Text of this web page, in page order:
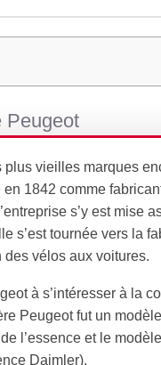
Peugeot
plus vieilles marques
1842 comme
s’y est mise
s’est tournée vers la
des vélos aux voitures.
à s’intéresser à la
Peugeot fut un
l’essence et le
Daimler).